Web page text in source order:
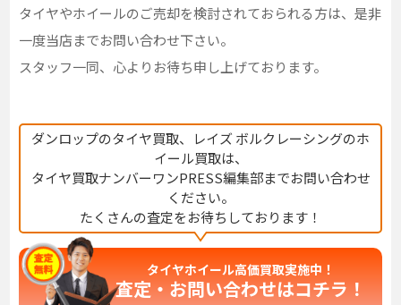
タイヤやホイールのご売却を検討されておられる方は、是非
一度当店までお問い合わせ下さい。
スタッフ一同、心よりお待ち申し上げております。
ダンロップのタイヤ買取、レイズ ボルクレーシングのホ
イール買取は、
タイヤ買取ナンバーワンPRESS編集部までお問い合わせ
ください。
たくさんの査定をお待ちしております！
タイヤホイール高価買取実施中！
査定・お問い合わせはコチラ！